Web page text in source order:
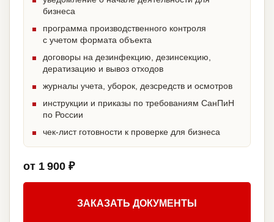
бизнеса
программа производственного контроля
с учетом формата объекта
договоры на дезинфекцию, дезинсекцию,
дератизацию и вывоз отходов
журналы учета, уборок, дезсредств и осмотров
инструкции и приказы по требованиям СанПиН
по России
чек-лист готовности к проверке для бизнеса
от 1 900 ₽
ЗАКАЗАТЬ ДОКУМЕНТЫ